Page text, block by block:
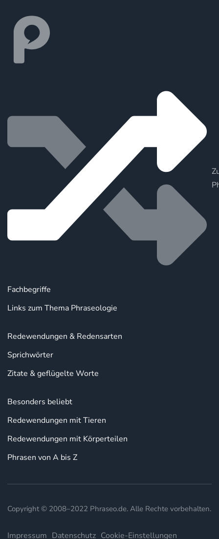
Fachbegriffe
Links zum Thema Phraseologie
Redewendungen & Redensarten
Sprichwörter
Zitate & geflügelte Worte
Besonders beliebt
Redewendungen mit Tieren
Redewendungen mit Körperteilen
Phrasen von A bis Z
Copyright © 2008–2022 Phraseo.de. Alle Rechte vorbehalten.
Impressum Datenschutz Cookie-Einstellungen